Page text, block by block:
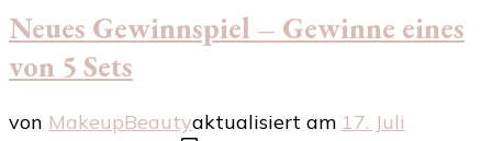
Neues Gewinnspiel – Gewinne eines
von 5 Sets
von MakeupBeautyaktualisiert am 17. Juli